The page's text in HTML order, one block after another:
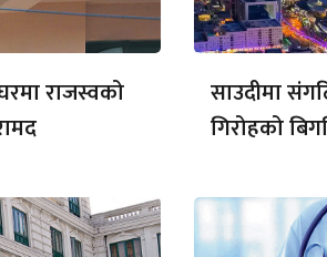
राजस्वको
साउदीमा
गिरोहको